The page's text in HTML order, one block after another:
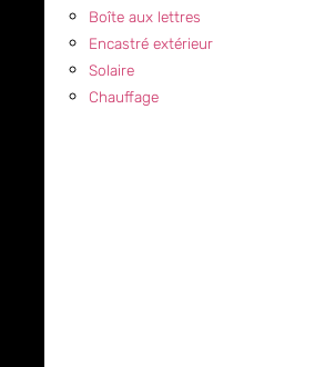
Boîte aux lettres
Encastré extérieur
Solaire
Chauffage